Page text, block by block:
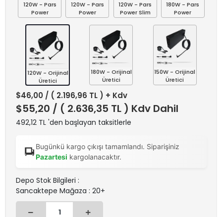
120W - Pars
Power
120W - Pars
Power
120W - Pars
Power Slim
180W - Pars
Power
120W - Orijinal
Üretici
180W - Orijinal
Üretici
150W - Orijinal
Üretici
$46,00 / ( 2.196,96 TL ) + Kdv
$55,20 / ( 2.636,35 TL ) Kdv Dahil
492,12 TL 'den başlayan taksitlerle
Bugünkü kargo çıkışı tamamlandı. Siparişiniz
Pazartesi kargolanacaktır.
Depo Stok Bilgileri :
Sancaktepe Mağaza : 20+